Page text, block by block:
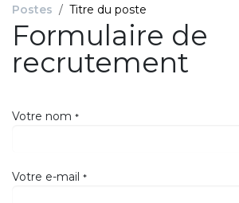
Postes Titre du poste
Formulaire de
recrutement
Votre nom *
Votre e-mail *